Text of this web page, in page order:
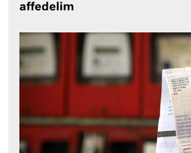
affedelim